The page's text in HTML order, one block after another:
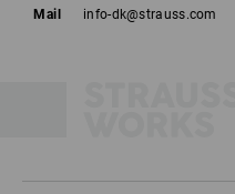
Mail
info-dk@strauss.com